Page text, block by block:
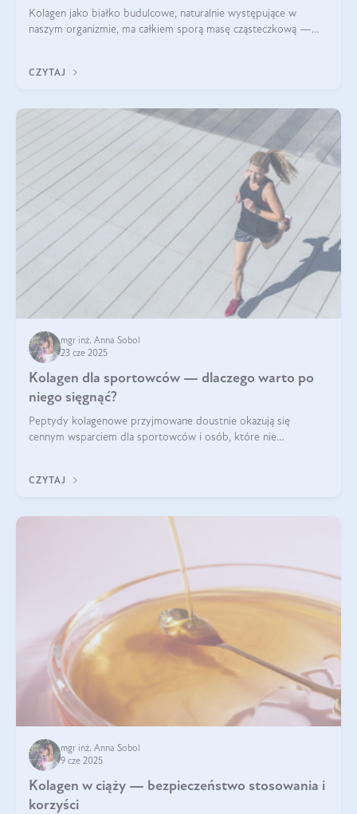
Kolagen jako białko budulcowe, naturalnie występujące w
naszym organizmie, ma całkiem sporą masę cząsteczkową —
bardziej biodostępny
CZYTAJ
mgr inż. Anna Sobol
23 cze 2025
Kolagen dla sportowców — dlaczego warto po
niego sięgnąć?
Peptydy kolagenowe przyjmowane doustnie okazują się
cennym wsparciem dla sportowców i osób, które nie
CZYTAJ
mgr inż. Anna Sobol
9 cze 2025
Kolagen w ciąży — bezpieczeństwo stosowania i
korzyści